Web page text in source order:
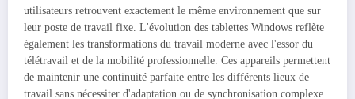
utilisateurs retrouvent exactement le même environnement que sur
leur poste de travail fixe. L'évolution des tablettes Windows reflète
également les transformations du travail moderne avec l'essor du
télétravail et de la mobilité professionnelle. Ces appareils permettent
de maintenir une continuité parfaite entre les différents lieux de
travail sans nécessiter d'adaptation ou de synchronisation complexe.